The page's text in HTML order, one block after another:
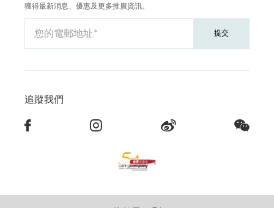
獲得最新消息、優惠及更多推廣資訊。
您的電郵地址 提交
追蹤我們